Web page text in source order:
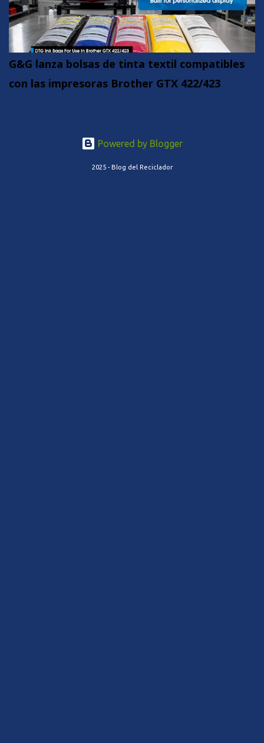
G&G lanza bolsas de tinta textil compatibles
con las impresoras Brother GTX 422/423
Powered by Blogger
2025 - Blog del Reciclador